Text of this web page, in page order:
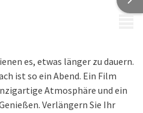
es, etwas länger zu dauern.
ist so ein Abend. Ein Film
Atmosphäre und ein
Verlängern Sie Ihr